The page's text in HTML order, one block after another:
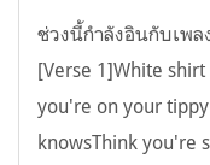
ช่วงนี้กำลังอินกับเพ
[Verse 1]White
you're on your
knowsThink you're